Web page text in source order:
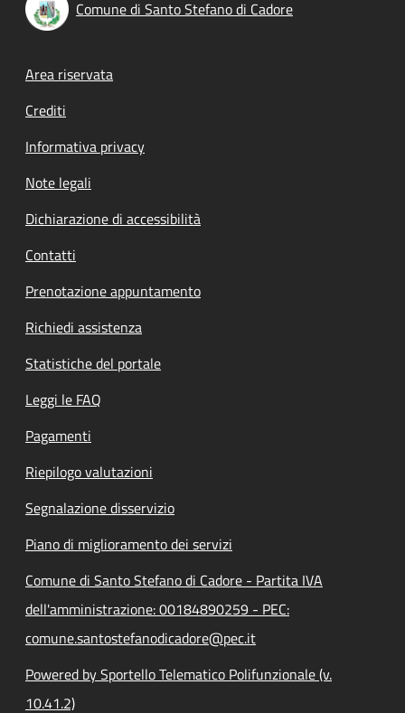
Comune di Santo Stefano di Cadore
Footer menu
Area riservata
Crediti
Informativa privacy
Note legali
Dichiarazione di accessibilità
Contatti
Prenotazione appuntamento
Richiedi assistenza
Statistiche del portale
Leggi le FAQ
Pagamenti
Riepilogo valutazioni
Segnalazione disservizio
Piano di miglioramento dei servizi
Comune di Santo Stefano di Cadore - Partita IVA
dell'amministrazione: 00184890259 - PEC:
comune.santostefanodicadore@pec.it
Powered by Sportello Telematico Polifunzionale (v.
10.41.2)